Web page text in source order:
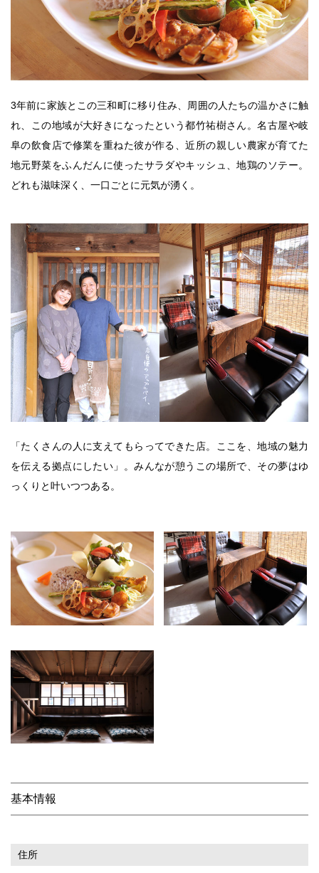
3年前に家族とこの三和町に移り住み、周囲の人たちの温かさに触
れ、この地域が大好きになったという都竹祐樹さん。名古屋や岐
阜の飲食店で修業を重ねた彼が作る、近所の親しい農家が育てた
地元野菜をふんだんに使ったサラダやキッシュ、地鶏のソテー。
どれも滋味深く、一口ごとに元気が湧く。
「たくさんの人に支えてもらってできた店。ここを、地域の魅力
を伝える拠点にしたい」。みんなが憩うこの場所で、その夢はゆ
っくりと叶いつつある。
基本情報
住所